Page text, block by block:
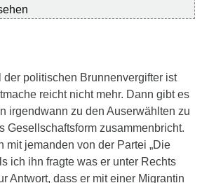
der politischen Brunnenvergifter ist
reicht nicht mehr. Dann gibt es
irgendwann zu den Auserwählten zu
Gesellschaftsform zusammenbricht.
mit jemanden von der Partei „Die
ich ihn fragte was er unter Rechts
Antwort, dass er mit einer Migrantin